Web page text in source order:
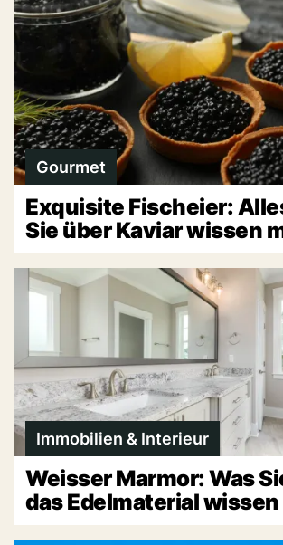
Gourmet
Exquisite Fischeier:
Sie über Kaviar wissen
Immobilien & Interieur
Weisser Marmor: Was
das Edelmaterial